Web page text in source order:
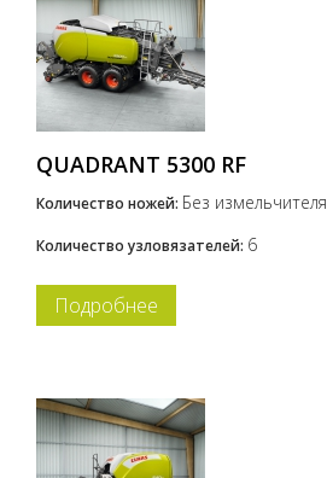
QUADRANT 5300 RF
Количество ножей: Без измельчителя
Количество узловязателей: 6
Подробнее